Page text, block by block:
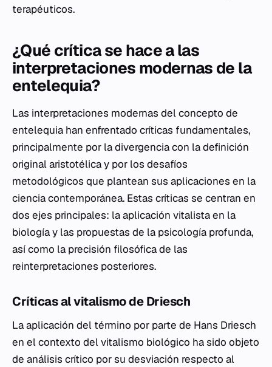
terapéuticos.
¿Qué crítica se hace a las
interpretaciones modernas de la
entelequia?
Las interpretaciones modernas del concepto de
entelequia han enfrentado críticas fundamentales,
principalmente por la divergencia con la definición
original aristotélica y por los desafíos
metodológicos que plantean sus aplicaciones en la
ciencia contemporánea. Estas críticas se centran en
dos ejes principales: la aplicación vitalista en la
biología y las propuestas de la psicología profunda,
así como la precisión filosófica de las
reinterpretaciones posteriores.
Críticas al vitalismo de Driesch
La aplicación del término por parte de Hans Driesch
en el contexto del vitalismo biológico ha sido objeto
de análisis crítico por su desviación respecto al